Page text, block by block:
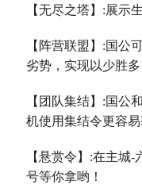
【无尽之塔】 :展示
【阵营联盟】 :国公
劣势，实现以少胜
【团队集结】 :国公
机使用集结令更容
【悬赏令】 :在主城-
号等你拿哟！